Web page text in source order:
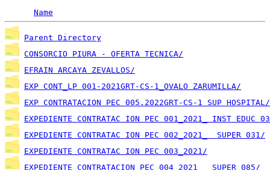
Name
Parent Directory
CONSORCIO PIURA - OFERTA TECNICA/
EFRAIN ARCAYA ZEVALLOS/
EXP CONT_LP 001-2021GRT-CS-1_OVALO ZARUMILLA/
EXP CONTRATACION PEC 005.2022GRT-CS-1 SUP HOSPITAL/
EXPEDIENTE CONTRATAC ION PEC 001_2021_ INST EDUC
EXPEDIENTE CONTRATAC ION PEC 002_2021_  SUPER 031/
EXPEDIENTE CONTRATAC ION PEC 003_2021/
EXPEDIENTE CONTRATACION PEC 004_2021_  SUPER 085/